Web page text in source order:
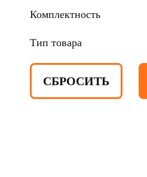
Комплектность
Тип товара